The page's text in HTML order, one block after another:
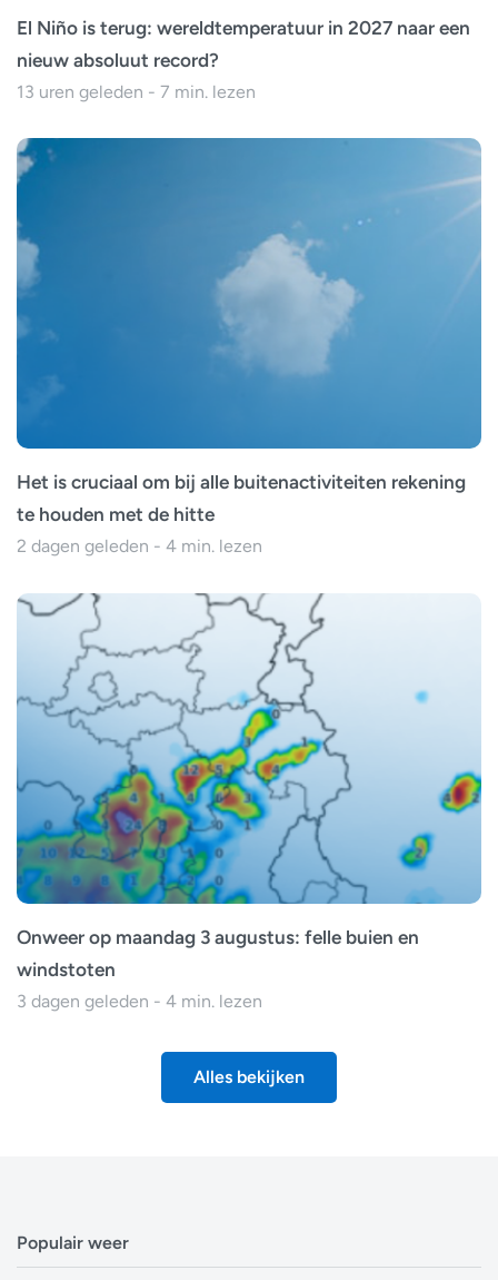
El Niño is terug: wereldtemperatuur in 2027 naar een
nieuw absoluut record?
13 uren geleden - 7 min. lezen
Het is cruciaal om bij alle buitenactiviteiten rekening
te houden met de hitte
2 dagen geleden - 4 min. lezen
Onweer op maandag 3 augustus: felle buien en
windstoten
3 dagen geleden - 4 min. lezen
Alles bekijken
Populair weer